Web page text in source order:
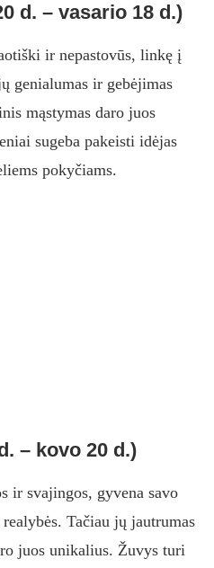
d. – vasario 18 d.)
ir nepastovūs, linkę į
genialumas ir gebėjimas
mąstymas daro juos
sugeba pakeisti idėjas
pokyčiams.
– kovo 20 d.)
ir svajingos, gyvena savo
Tačiau jų jautrumas
juos unikalius. Žuvys turi